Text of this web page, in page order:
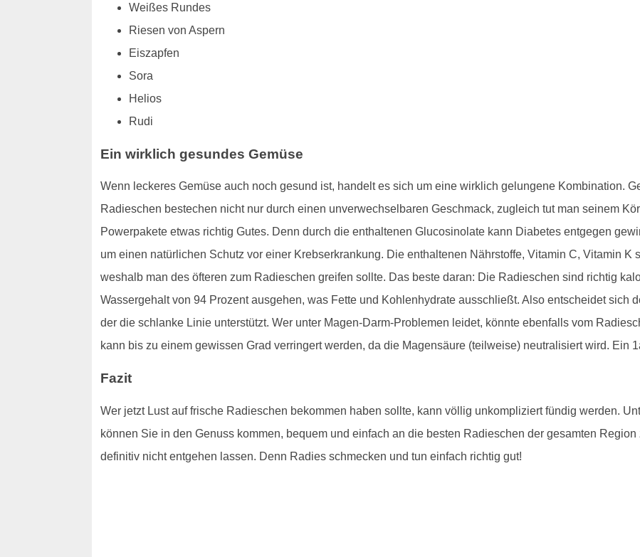
Weißes Rundes
Riesen von Aspern
Eiszapfen
Sora
Helios
Rudi
Ein wirklich gesundes Gemüse
Wenn leckeres Gemüse auch noch gesund ist, handelt es sich um eine wirklich gelungene Kombination.
Radieschen bestechen nicht nur durch einen unverwechselbaren Geschmack, zugleich tut man seinem
Powerpakete etwas richtig Gutes. Denn durch die enthaltenen Glucosinolate kann Diabetes entgegen
um einen natürlichen Schutz vor einer Krebserkrankung. Die enthaltenen Nährstoffe, Vitamin C, Vitamin K
weshalb man des öfteren zum Radieschen greifen sollte. Das beste daran: Die Radieschen sind richtig
Wassergehalt von 94 Prozent ausgehen, was Fette und Kohlenhydrate ausschließt. Also entscheidet sich
der die schlanke Linie unterstützt. Wer unter Magen-Darm-Problemen leidet, könnte ebenfalls vom
kann bis zu einem gewissen Grad verringert werden, da die Magensäure (teilweise) neutralisiert wird. Ein
Fazit
Wer jetzt Lust auf frische Radieschen bekommen haben sollte, kann völlig unkompliziert fündig werden.
können Sie in den Genuss kommen, bequem und einfach an die besten Radieschen der gesamten
definitiv nicht entgehen lassen. Denn Radies schmecken und tun einfach richtig gut!